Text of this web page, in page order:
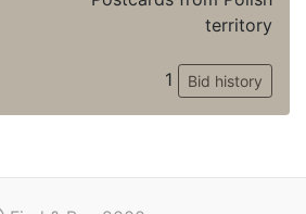
territory
1 Bid history